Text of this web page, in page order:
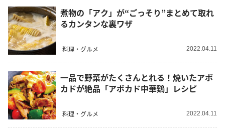
煮物の「アク」が“ごっそり”まとめて取れ
るカンタンな裏ワザ
料理・グルメ 2022.04.11
一品で野菜がたくさんとれる！焼いたアボ
カドが絶品「アボカド中華鶏」レシピ
料理・グルメ 2022.04.11